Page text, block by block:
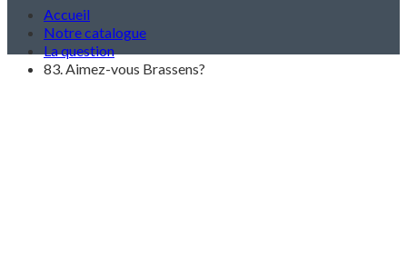
Accueil
Notre catalogue
La question
83. Aimez-vous Brassens?